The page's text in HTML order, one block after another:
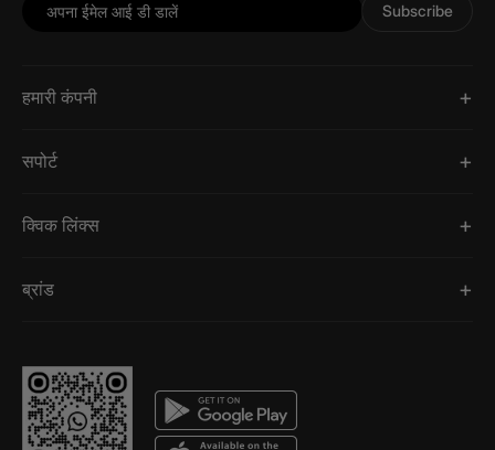
Subscribe
हमारी कंपनी
सपोर्ट
क्विक लिंक्स
ब्रांड